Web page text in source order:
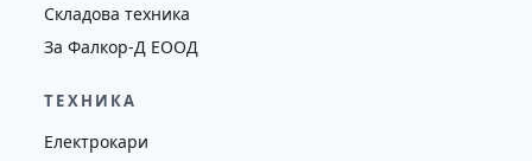
Складова техника
За Фалкор-Д ЕООД
ТЕХНИКА
Електрокари